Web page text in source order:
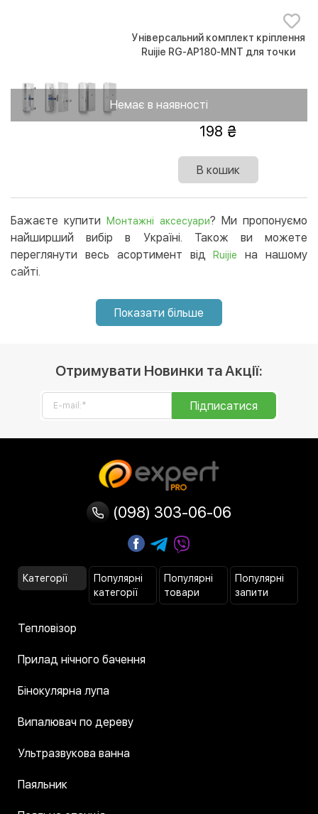
Немає в наявності
Універсальний комплект кріплення
Ruijie RG-AP180-MNT для точки
198
В кошик
Бажаєте купитиМонтажні аксесуари? Ми пропонуємо
найширший вибір в Україні. Також ви можете
переглянути весь асортимент відRuijie
на нашому
сайті.
Показати більше
Отримувати Новинки та Акції:
Підписатися
(098) 303-06-06
Категорії
Популярні
категорії
Популярні
товари
Популярні
запити
Тепловізор
Прилад нічного бачення
Бінокулярна лупа
Випалювач по дереву
Ультразвукова ванна
Паяльник